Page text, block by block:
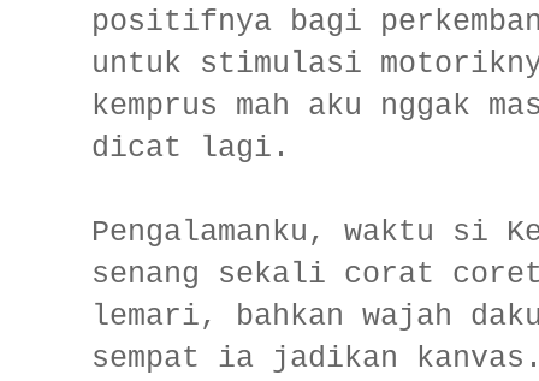
positifnya bagi
untuk stimulasi
kemprus mah aku nggak
dicat lagi.
Pengalamanku, waktu si
senang sekali corat
lemari, bahkan wajah
sempat ia jadikan